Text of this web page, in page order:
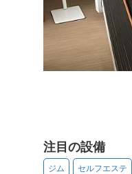
注目の設備
ジム セルフエステ